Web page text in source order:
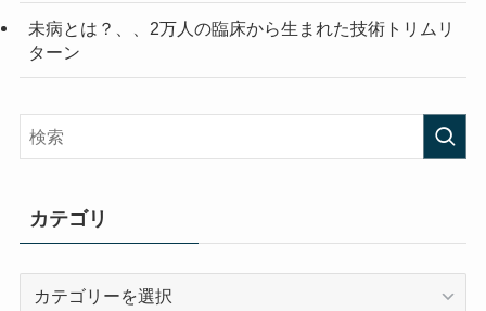
未病とは？、、2万人の臨床から生まれた技術トリムリ
ターン
カテゴリ